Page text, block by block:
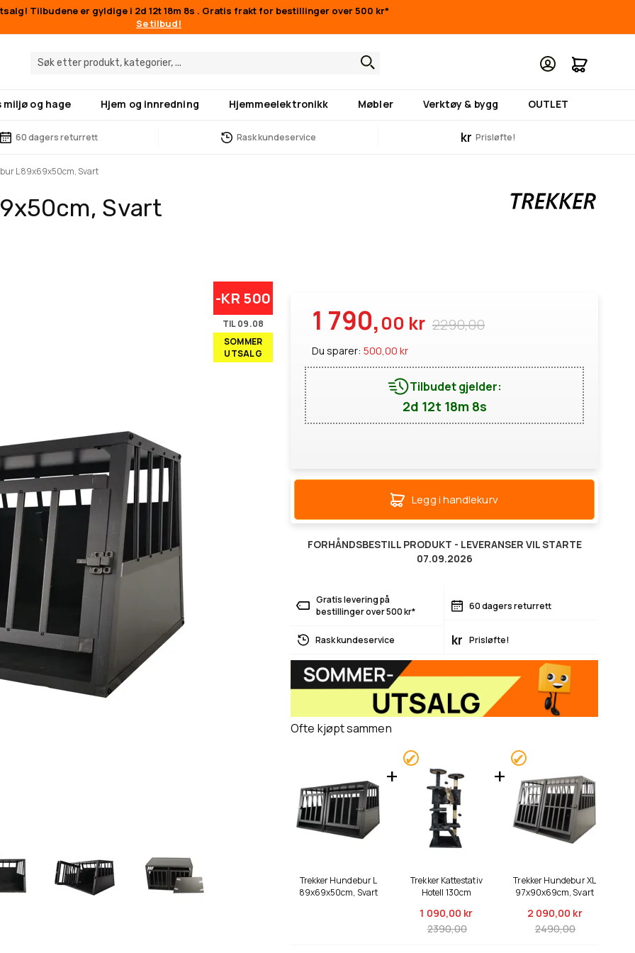
Tilbudene er gyldige i 2d 12t 18m 7s . Gratis frakt for bestillinger over 500 kr*
Se tilbud!
Min
miljø og hage Hjem og innredning Hjemmeelektronikk Møbler Verktøy & bygg OUTLET
60 dagers returrett Rask kundeservice kr Prisløfte!
L 89x69x50cm, Svart
Svart
-KR 500
TIL 09.08
SOMMER
UTSALG
2290,00
1 790,00 kr
Du sparer: 500,00 kr
Tilbudet gjelder:
2d 12t 18m 7s
Legg i handlekurv
FORHÅNDSBESTILL PRODUKT - LEVERANSER VIL STARTE
07.09.2026
Gratis levering på
bestillinger over 500 kr*
60 dagers returrett
Rask kundeservice kr Prisløfte!
Ofte kjøpt sammen
Trekker Hundebur L
89x69x50cm, Svart
Trekker Kattestativ
Hotell 130cm
1 090,00 kr
2390,00
Trekker Hundebur XL
97x90x69cm, Svart
2 090,00 kr
2490,00